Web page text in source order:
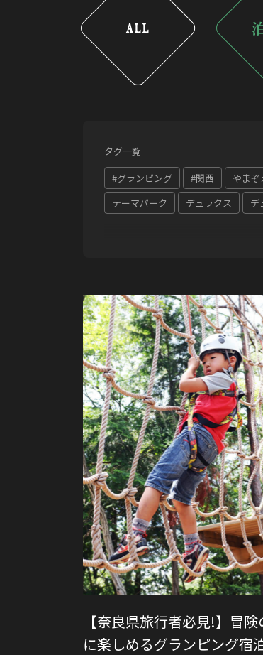
ALL
タグ一覧
#グランピング
#関西 やまぞ
テーマパーク
デュラクス デ
【奈良県旅行者必見!】冒
に楽しめるグランピング宿